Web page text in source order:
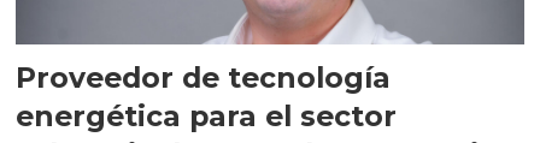
Proveedor de tecnología
energética para el sector